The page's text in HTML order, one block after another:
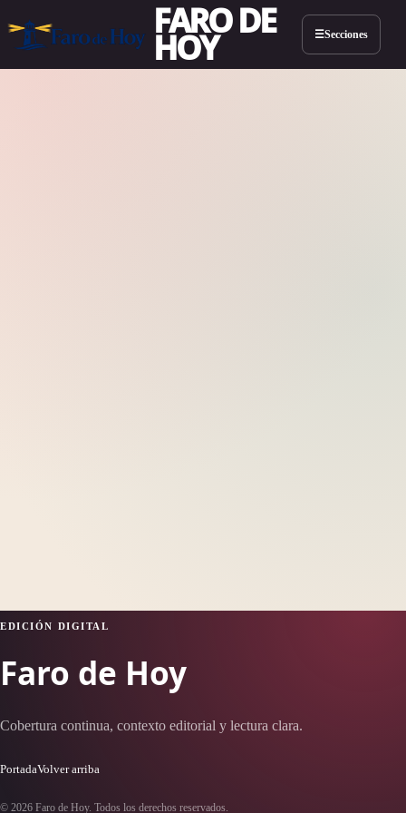
FARO DE
HOY ☰Secciones
EDICIÓN DIGITAL
Faro de Hoy
Cobertura continua, contexto editorial y lectura clara.
PortadaVolver arriba
© 2026 Faro de Hoy. Todos los derechos reservados.